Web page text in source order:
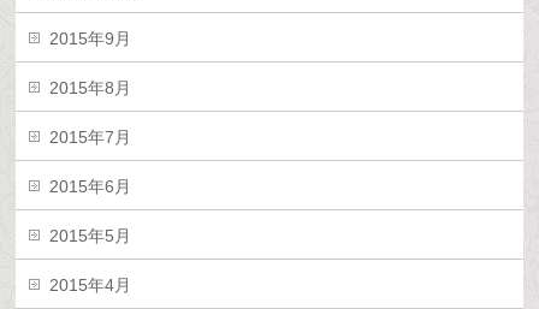
2015年9月
2015年8月
2015年7月
2015年6月
2015年5月
2015年4月